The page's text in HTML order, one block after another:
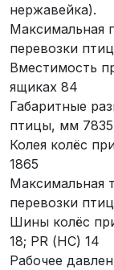
нержавейка).
Максимальная
перевозки
Вместимость
ящиках 84
Габаритные
птицы, мм
Колея колёс
1865
Максимальная
перевозки
Шины колёс
18; PR (НС) 14
Рабочее